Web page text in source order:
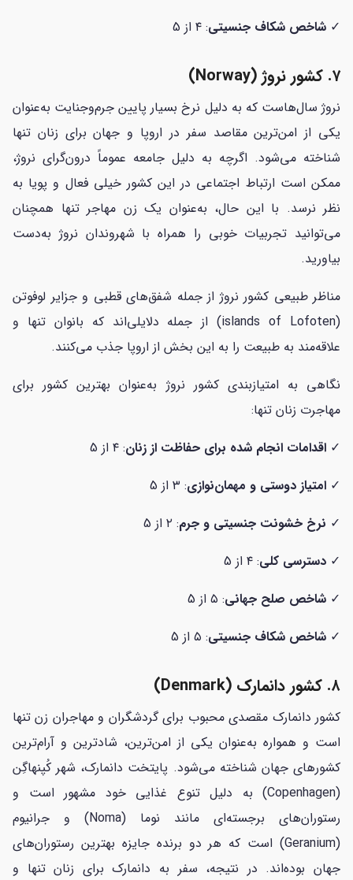
✓ شاخص شکاف جنسیتی: ۴ از 5
۷. کشور نروژ (Norway)
نروژ سال‌هاست که به دلیل نرخ بسیار پایین جرم‌وجنایت به‌عنوان
یکی از امن‌ترین مقاصد سفر در اروپا و جهان برای زنان تنها
شناخته می‌شود. اگرچه به دلیل جامعه عموماً درون‌گرای نروژ،
ممکن است ارتباط اجتماعی در این کشور خیلی فعال و پویا به
نظر نرسد. با این حال، به‌عنوان یک زن مهاجر تنها همچنان
می‌توانید تجربیات خوبی را همراه با شهروندان نروژ به‌دست
بیاورید.
مناظر طبیعی کشور نروژ از جمله شفق‌های قطبی و جزایر لوفوتن
(islands of Lofoten) از جمله دلایلی‌اند که بانوان تنها و
علاقه‌مند به طبیعت را به این بخش از اروپا جذب می‌کنند.
نگاهی به امتیازبندی کشور نروژ به‌عنوان بهترین کشور برای
مهاجرت زنان تنها:
✓ اقدامات انجام شده برای حفاظت از زنان: ۴ از 5
✓ امتیاز دوستی و مهمان‌نوازی: ۳ از 5
✓ نرخ خشونت جنسیتی و جرم: ۲ از 5
✓ دسترسی کلی: ۴ از 5
✓ شاخص صلح جهانی: ۵ از 5
✓ شاخص شکاف جنسیتی: ۵ از 5
۸. کشور دانمارک (Denmark)
کشور دانمارک مقصدی محبوب برای گردشگران و مهاجران زن تنها
است و همواره به‌عنوان یکی از امن‌ترین، شادترین و آرام‌ترین
کشورهای جهان شناخته می‌شود. پایتخت دانمارک، شهر کُپنهاگِن
(Copenhagen) به دلیل تنوع غذایی خود مشهور است و
رستوران‌های برجسته‌ای مانند نوما (Noma) و جرانیوم
(Geranium) است که هر دو برنده جایزه بهترین رستوران‌های
جهان بوده‌اند. در نتیجه، سفر به دانمارک برای زنان تنها و